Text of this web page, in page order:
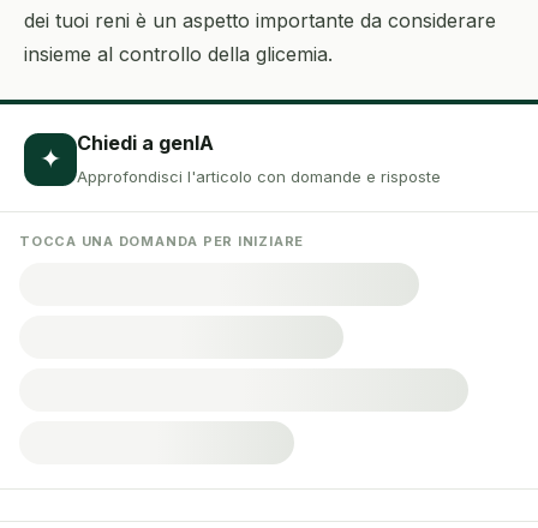
dei tuoi reni è un aspetto importante da considerare
insieme al controllo della glicemia.
✦ Chiedi a genIA
Approfondisci l'articolo con domande e risposte
TOCCA UNA DOMANDA PER INIZIARE